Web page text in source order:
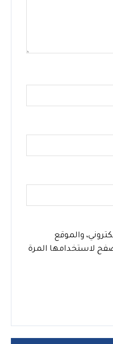
والموقع
لاستخدامها المرة